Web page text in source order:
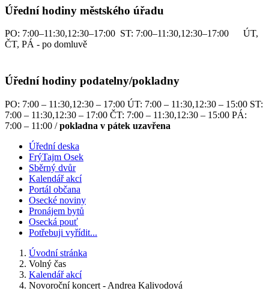
Úřední hodiny městského úřadu
PO: 7:00–11:30,12:30–17:00 ST: 7:00–11:30,12:30–17:00 ÚT,
ČT, PÁ - po domluvě
Úřední hodiny podatelny/pokladny
PO: 7:00 – 11:30,12:30 – 17:00 ÚT: 7:00 – 11:30,12:30 – 15:00 ST:
7:00 – 11:30,12:30 – 17:00 ČT: 7:00 – 11:30,12:30 – 15:00 PÁ:
7:00 – 11:00 /pokladna v pátek uzavřena
Úřední deska
FrýTajm Osek
Sběrný dvůr
Kalendář akcí
Portál občana
Osecké noviny
Pronájem bytů
Osecká pouť
Potřebuji vyřídit...
Úvodní stránka
Volný čas
Kalendář akcí
Novoroční koncert - Andrea Kalivodová